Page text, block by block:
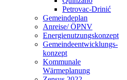
Petrovac-Drinić
Gemeindeplan
Anreise/ ÖPNV
Energienutzungskonzept
Gemeindeentwicklungs­
konzept
Kommunale
Wärmeplanung